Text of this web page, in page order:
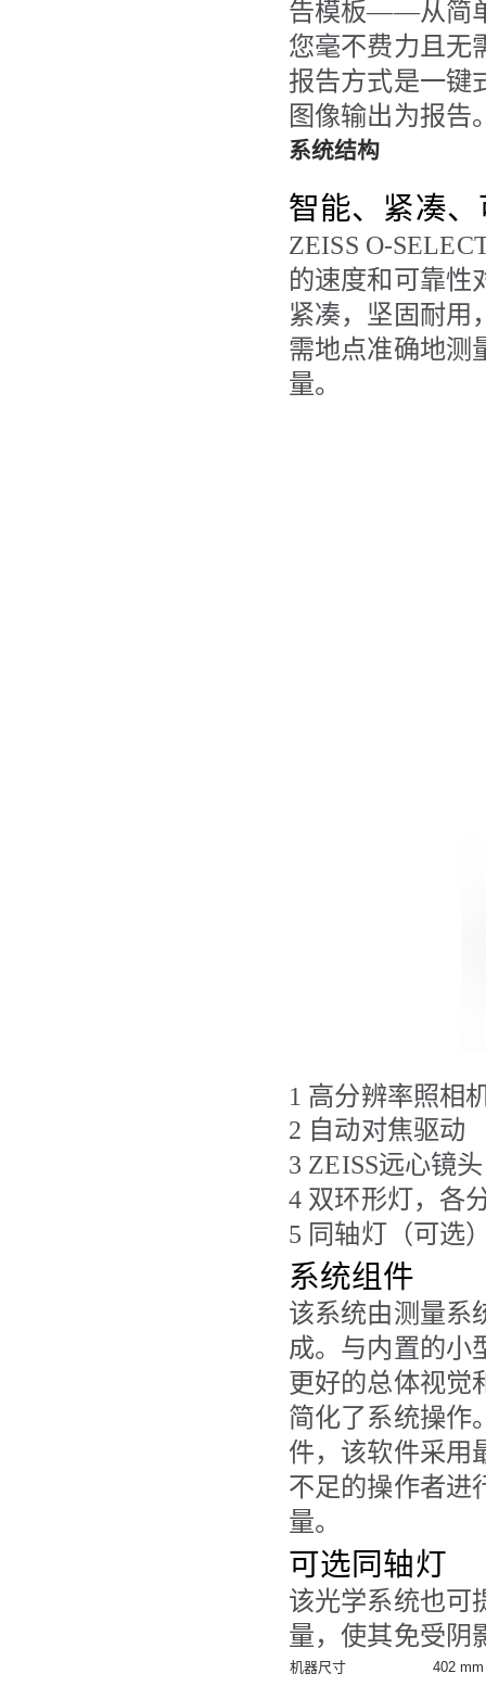
告模板——从简
您毫不费力且无
报告方式是一键
图像输出为报告
系统结构
智能、紧凑、
ZEISS O-
的速度和可靠性
紧凑，坚固耐用
需地点准确地测
量。
1 高分辨率照相
2 自动对焦驱动
3 ZEISS远心镜头
4 双环形灯，各
5 同轴灯（可选
系统组件
该系统由测量系
成。与内置的小
更好的总体视觉
简化了系统操作
件，该软件采用
不足的操作者进
量。
可选同轴灯
该光学系统也可
量，使其免受阴
机器尺寸 402